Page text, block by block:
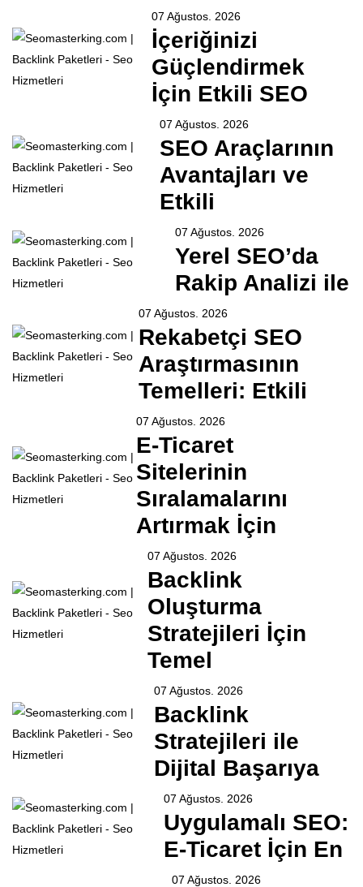
07 Ağustos. 2026
İçeriğinizi
Güçlendirmek
İçin Etkili SEO
07 Ağustos. 2026
SEO Araçlarının
Avantajları ve
Etkili
07 Ağustos. 2026
Yerel SEO’da
Rakip Analizi ile
07 Ağustos. 2026
Rekabetçi SEO
Araştırmasının
Temelleri: Etkili
07 Ağustos. 2026
E-Ticaret
Sitelerinin
Sıralamalarını
Artırmak İçin
07 Ağustos. 2026
Backlink
Oluşturma
Stratejileri İçin
Temel
07 Ağustos. 2026
Backlink
Stratejileri ile
Dijital Başarıya
07 Ağustos. 2026
Uygulamalı SEO:
E-Ticaret İçin En
07 Ağustos. 2026